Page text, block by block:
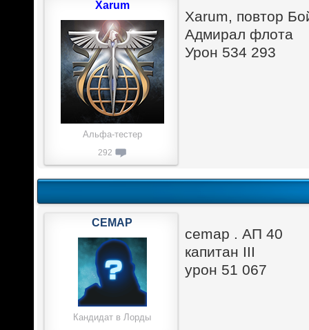
Xarum, повтор
Адмирал флота
Урон 534 293
Xarum
Альфа-тестер
292
cemap . АП 40
капитан III
урон 51 067
CEMAP
Кандидат в Лорды